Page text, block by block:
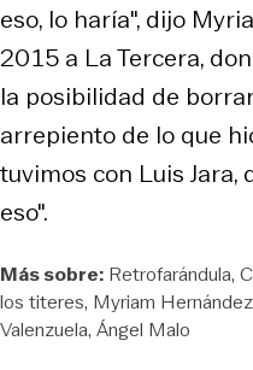
eso, lo haría", dijo
2015 a La Tercera,
la posibilidad de
arrepiento de lo que
tuvimos con Luis Jara,
eso".
Más sobre: Retrofarándula
los titeres Myriam Hernández
Valenzuela Ángel Malo